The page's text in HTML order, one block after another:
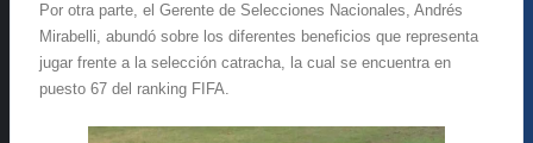
Por otra parte, el Gerente de Selecciones Nacionales, Andrés
Mirabelli, abundó sobre los diferentes beneficios que representa
jugar frente a la selección catracha, la cual se encuentra en
puesto 67 del ranking FIFA.